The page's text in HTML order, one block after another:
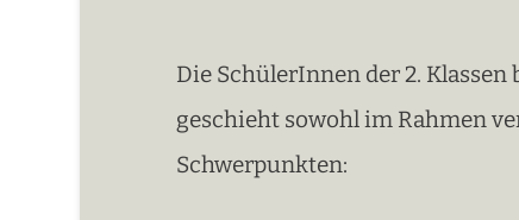
Die SchülerInnen der 2.
geschieht sowohl im Rahmen
Schwerpunkten: